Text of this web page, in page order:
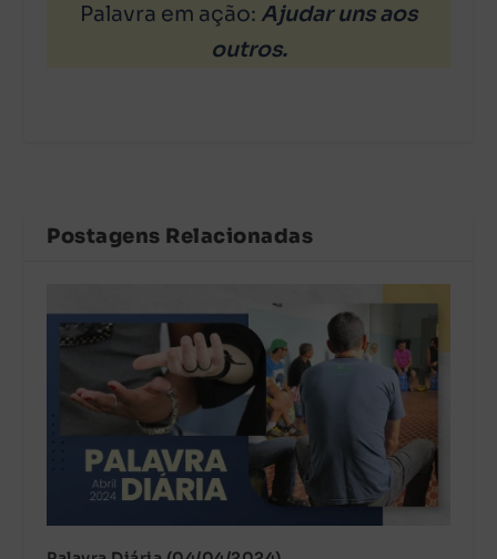
Palavra em ação: Ajudar uns aos
outros.
Postagens Relacionadas